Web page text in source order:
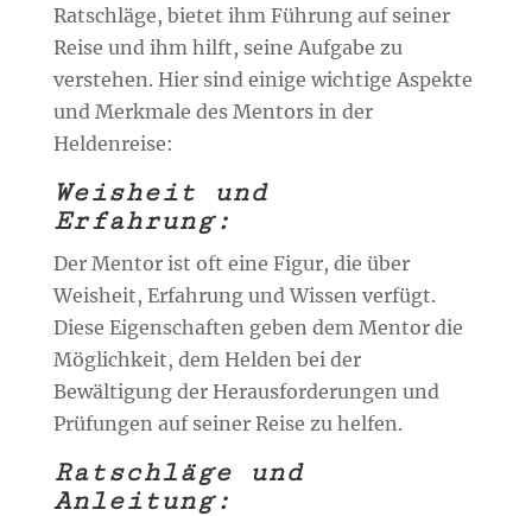
Ratschläge, bietet ihm Führung auf seiner
Reise und ihm hilft, seine Aufgabe zu
verstehen. Hier sind einige wichtige Aspekte
und Merkmale des Mentors in der
Heldenreise:
Weisheit und
Erfahrung:
Der Mentor ist oft eine Figur, die über
Weisheit, Erfahrung und Wissen verfügt.
Diese Eigenschaften geben dem Mentor die
Möglichkeit, dem Helden bei der
Bewältigung der Herausforderungen und
Prüfungen auf seiner Reise zu helfen.
Ratschläge und
Anleitung: